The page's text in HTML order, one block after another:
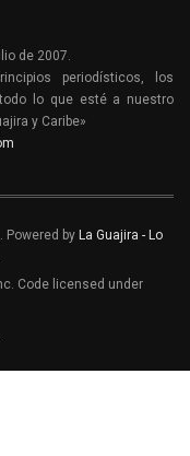
de 2007.
periodísticos, los
lo que esté a nuestro
y Caribe»
Powered by La Guajira - Lo
Code licensed under